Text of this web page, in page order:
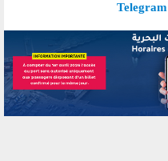
Telegram